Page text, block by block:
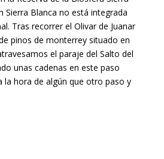
Sierra Blanca no está integrada
Tras recorrer el Olivar de Juanar
pinos de monterrey situado en
el paraje del Salto del
unas cadenas en este paso
la hora de algún que otro paso y